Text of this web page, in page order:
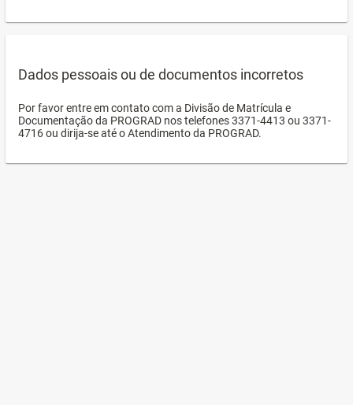
Dados pessoais ou de documentos incorretos
Por favor entre em contato com a Divisão de Matrícula e
Documentação da PROGRAD nos telefones 3371-4413 ou 3371-
4716 ou dirija-se até o Atendimento da PROGRAD.